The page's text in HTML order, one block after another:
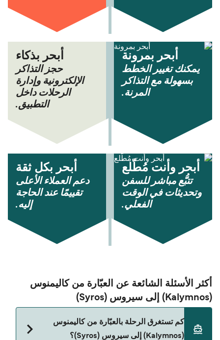
أبحر بمرونة
يمكنك تغيير الخطط
بسهولة مع التذاكر
المرنة.
أبحر بذكاء
حجز التذاكر
الإلكترونية وإدارة
الرحلات داخل
التطبيق.
أبحر وأنت مُطّلع
تتبُّع مباشر للسفن
وتحديثات في الوقت
الفعلي.
أبحر بكل ثقة
دعم العملاء الأعلى
تقييمًا عند الحاجة
إليه.
أكثر الأسئلة الشائعة عن العبّارة من كاليمنوس
(Kalymnos) إلى سيروس (Syros)
كم تستغرق الرحلة بالعبّارة من كاليمنوس
(Kalymnos) إلى سيروس (Syros)؟